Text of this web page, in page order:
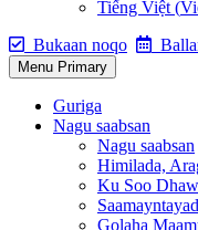
Tiếng Việt (
Bukaan noqo
Menu Primary
Guriga
Nagu saabsan
Nagu saabsan
Himilada,
Ku Soo
Golaha